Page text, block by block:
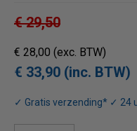
€ 29,50
€ 28,00 (exc. BTW)
€ 33,90 (inc. BTW)
✓ Gratis verzending* ✓ 24